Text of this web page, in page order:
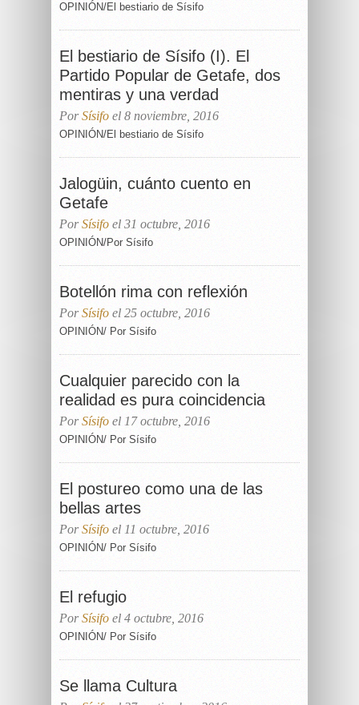
OPINIÓN/El bestiario de Sísifo
El bestiario de Sísifo (I). El
Partido Popular de Getafe, dos
mentiras y una verdad
PorSísifo el 8 noviembre, 2016
OPINIÓN/El bestiario de Sísifo
Jalogüin, cuánto cuento en
Getafe
PorSísifo el 31 octubre, 2016
OPINIÓN/Por Sísifo
Botellón rima con reflexión
PorSísifo el 25 octubre, 2016
OPINIÓN/ Por Sísifo
Cualquier parecido con la
realidad es pura coincidencia
PorSísifo el 17 octubre, 2016
OPINIÓN/ Por Sísifo
El postureo como una de las
bellas artes
PorSísifo el 11 octubre, 2016
OPINIÓN/ Por Sísifo
El refugio
PorSísifo el 4 octubre, 2016
OPINIÓN/ Por Sísifo
Se llama Cultura